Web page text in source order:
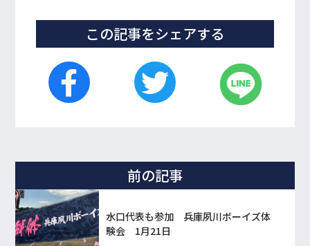
この記事をシェアする
前の記事
水口代表も参加 兵庫夙川ボーイズ体
験会 1月21日